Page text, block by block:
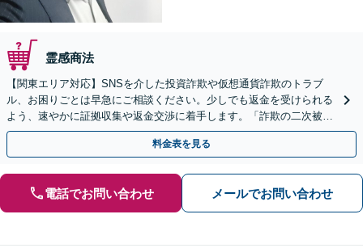
霊感商法
【関東エリア対応】SNSを介した投資詐欺や仮想通貨詐欺のトラブ
ル、お困りごとは早急にご相談ください。少しでも返金を受けられる
よう、速やかに証拠収集や返金交渉に着手します。「詐欺の二次被
害」のご相談も対応します【初回相談無料】【Web相談可】
料金表を見る
電話でお問い合わせ メールでお問い合わせ